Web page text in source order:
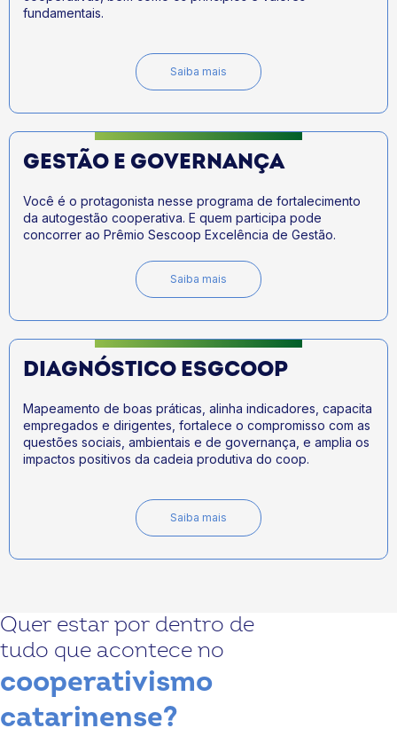
fundamentais.
Saiba mais
GESTÃO E GOVERNANÇA
Você é o protagonista nesse programa de fortalecimento
da autogestão cooperativa. E quem participa pode
concorrer ao Prêmio Sescoop Excelência de Gestão.
Saiba mais
DIAGNÓSTICO ESGCOOP
Mapeamento de boas práticas, alinha indicadores, capacita
empregados e dirigentes, fortalece o compromisso com as
questões sociais, ambientais e de governança, e amplia os
impactos positivos da cadeia produtiva do coop.
Saiba mais
Quer estar por dentro de
tudo que acontece no
cooperativismo
catarinense?